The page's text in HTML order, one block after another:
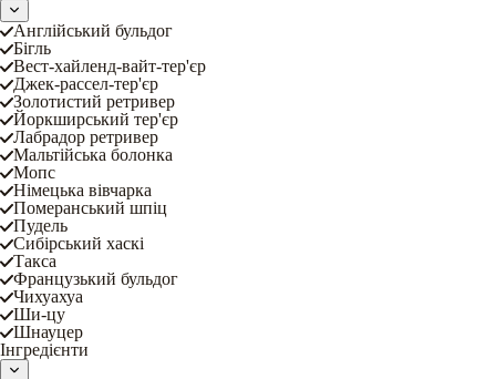
Англійський бульдог
Бігль
Вест-хайленд-вайт-тер'єр
Джек-рассел-тер'єр
Золотистий ретривер
Йоркширський тер'єр
Лабрадор ретривер
Мальтійська болонка
Мопс
Німецька вівчарка
Померанський шпіц
Пудель
Сибірський хаскі
Такса
Французький бульдог
Чихуахуа
Ши-цу
Шнауцер
Інгредієнти